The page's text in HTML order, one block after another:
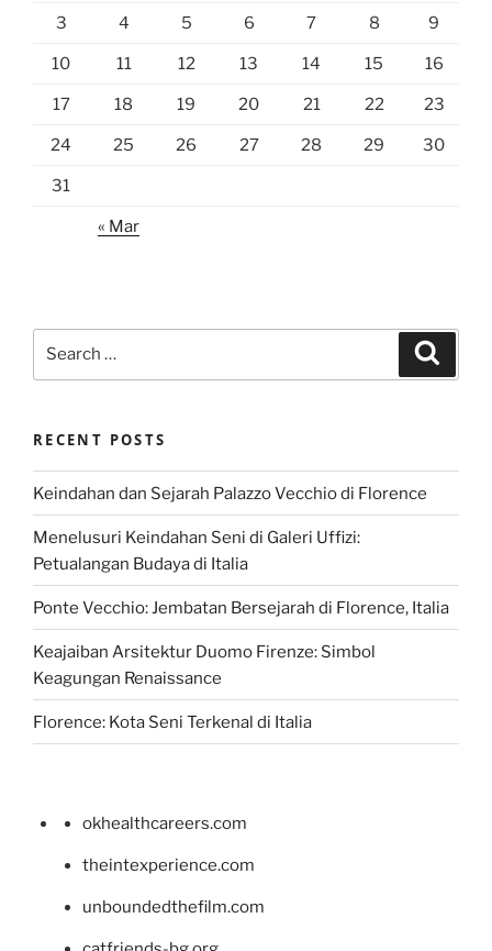
3 4 5 6 7 8 9
10 11 12 13 14 15 16
17 18 19 20 21 22 23
24 25 26 27 28 29 30
31
« Mar
RECENT POSTS
Keindahan dan Sejarah Palazzo Vecchio di Florence
Menelusuri Keindahan Seni di Galeri Uffizi:
Petualangan Budaya di Italia
Ponte Vecchio: Jembatan Bersejarah di Florence, Italia
Keajaiban Arsitektur Duomo Firenze: Simbol
Keagungan Renaissance
Florence: Kota Seni Terkenal di Italia
okhealthcareers.com
theintexperience.com
unboundedthefilm.com